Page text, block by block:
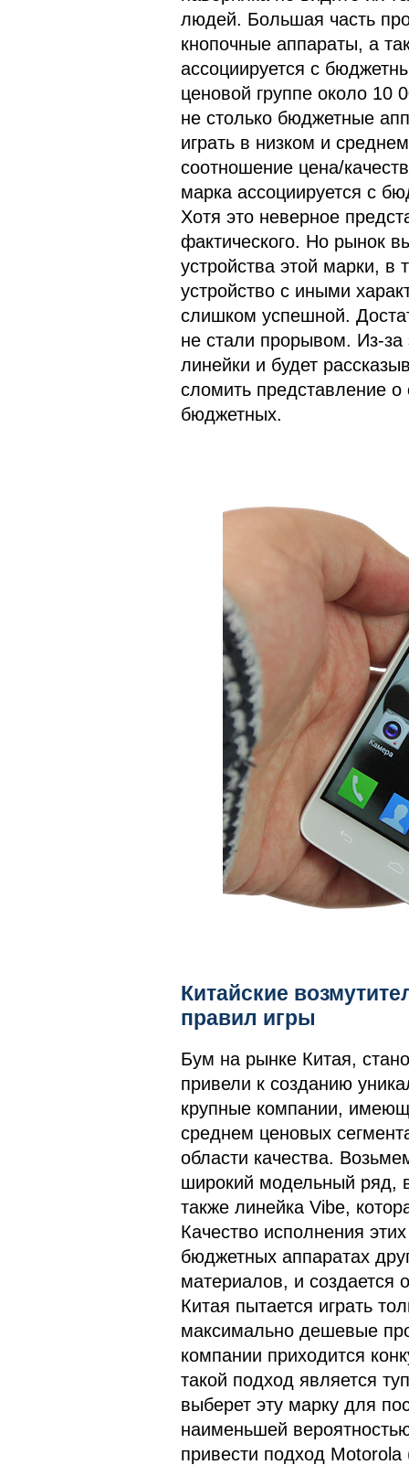
людей. Большая часть
кнопочные аппараты, а
ассоциируется с
ценовой группе около 10
не столько бюджетные
играть в низком и
соотношение цена/
марка ассоциируется с
Хотя это неверное
фактического. Но рынок
устройства этой марки, в
устройство с иными
слишком успешной.
не стали прорывом. Из-за
линейки и будет
сломить представление о
бюджетных.
Китайские
правил игры
Бум на рынке Китая,
привели к созданию
крупные компании,
среднем ценовых
области качества.
широкий модельный ряд,
также линейка Vibe,
Качество исполнения
бюджетных аппаратах
материалов, и
Китая пытается играть
максимально дешевые
компании приходится
такой подход является
выберет эту марку для
наименьшей
привести подход Motorola